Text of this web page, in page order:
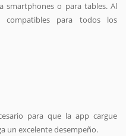
smartphones o para tables. Al
compatibles para todos los
para que la app cargue
un excelente desempeño.